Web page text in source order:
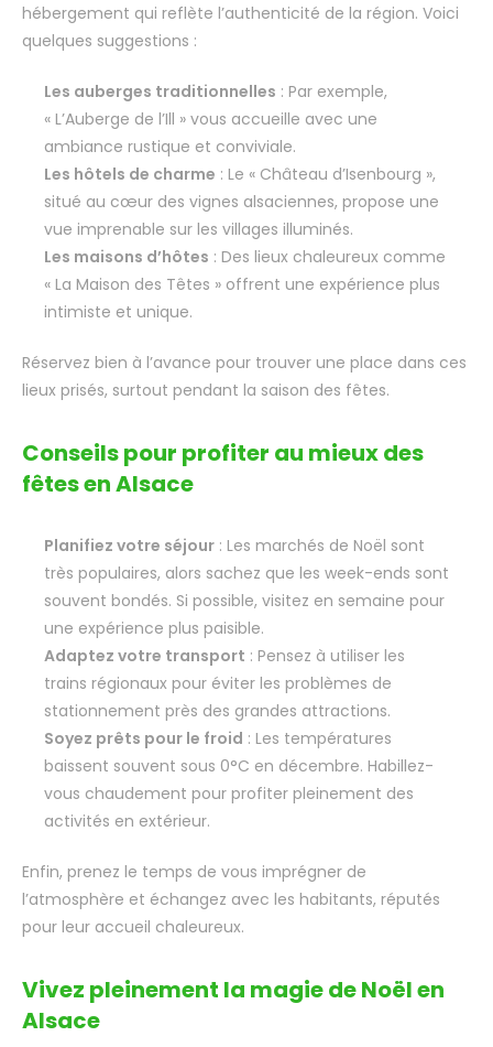
hébergement qui reflète l’authenticité de la région. Voici
quelques suggestions :
Les auberges traditionnelles : Par exemple,
« L’Auberge de l’Ill » vous accueille avec une
ambiance rustique et conviviale.
Les hôtels de charme : Le « Château d’Isenbourg »,
situé au cœur des vignes alsaciennes, propose une
vue imprenable sur les villages illuminés.
Les maisons d’hôtes : Des lieux chaleureux comme
« La Maison des Têtes » offrent une expérience plus
intimiste et unique.
Réservez bien à l’avance pour trouver une place dans ces
lieux prisés, surtout pendant la saison des fêtes.
Conseils pour profiter au mieux des
fêtes en Alsace
Planifiez votre séjour : Les marchés de Noël sont
très populaires, alors sachez que les week-ends sont
souvent bondés. Si possible, visitez en semaine pour
une expérience plus paisible.
Adaptez votre transport : Pensez à utiliser les
trains régionaux pour éviter les problèmes de
stationnement près des grandes attractions.
Soyez prêts pour le froid : Les températures
baissent souvent sous 0°C en décembre. Habillez-
vous chaudement pour profiter pleinement des
activités en extérieur.
Enfin, prenez le temps de vous imprégner de
l’atmosphère et échangez avec les habitants, réputés
pour leur accueil chaleureux.
Vivez pleinement la magie de Noël en
Alsace